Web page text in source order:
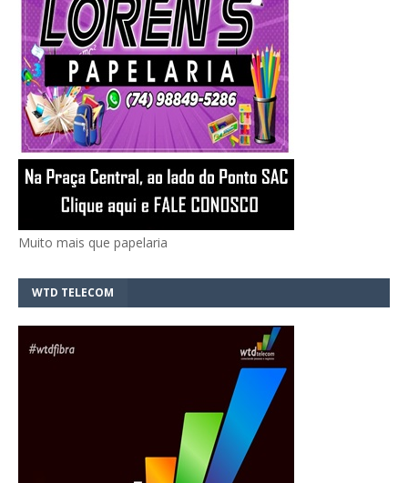
Muito mais que papelaria
WTD TELECOM